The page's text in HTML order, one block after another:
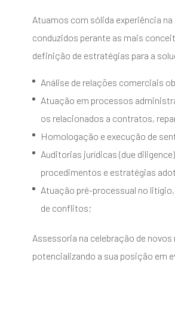
Atuamos com sólida experiência
conduzidos perante as mais
definição de estratégias para a
Análise de relações comerciais
Atuação em processos
os relacionados a contratos,
Homologação e execução de
Auditorias jurídicas (due
procedimentos e estratégias
Atuação pré-processual no
de conflitos;
Assessoria na celebração de
potencializando a sua posição em